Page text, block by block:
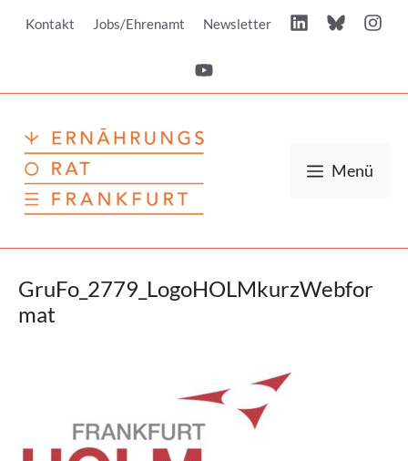
InhaltKontakt Jobs/Ehrenamt Newsletter
Menü
GruFo_2779_LogoHOLMkurzWebfor
mat